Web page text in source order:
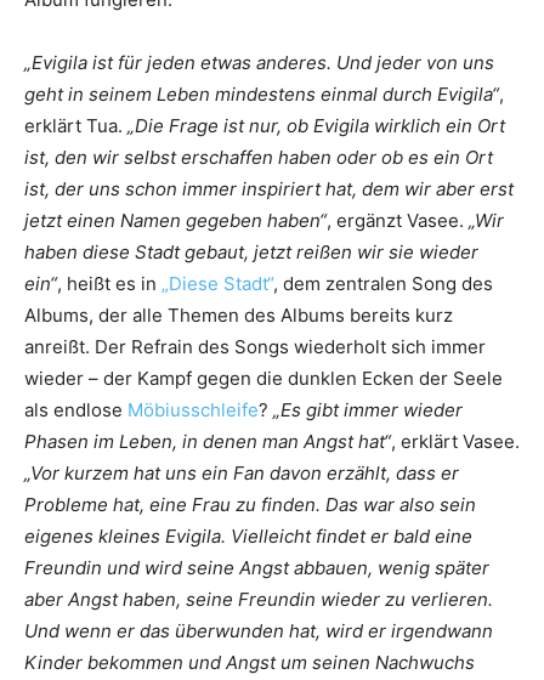
„Evigila ist für jeden etwas anderes. Und jeder von uns
geht in seinem Leben mindestens einmal durch Evigila“,
erklärt Tua. „Die Frage ist nur, ob Evigila wirklich ein Ort
ist, den wir selbst erschaffen haben oder ob es ein Ort
ist, der uns schon immer inspiriert hat, dem wir aber erst
jetzt einen Namen gegeben haben“, ergänzt Vasee. „Wir
haben diese Stadt gebaut, jetzt reißen wir sie wieder
ein“, heißt es in „Diese Stadt“, dem zentralen Song des
Albums, der alle Themen des Albums bereits kurz
anreißt. Der Refrain des Songs wiederholt sich immer
wieder – der Kampf gegen die dunklen Ecken der Seele
als endlose Möbiusschleife? „Es gibt immer wieder
Phasen im Leben, in denen man Angst hat“, erklärt Vasee.
„Vor kurzem hat uns ein Fan davon erzählt, dass er
Probleme hat, eine Frau zu finden. Das war also sein
eigenes kleines Evigila. Vielleicht findet er bald eine
Freundin und wird seine Angst abbauen, wenig später
aber Angst haben, seine Freundin wieder zu verlieren.
Und wenn er das überwunden hat, wird er irgendwann
Kinder bekommen und Angst um seinen Nachwuchs